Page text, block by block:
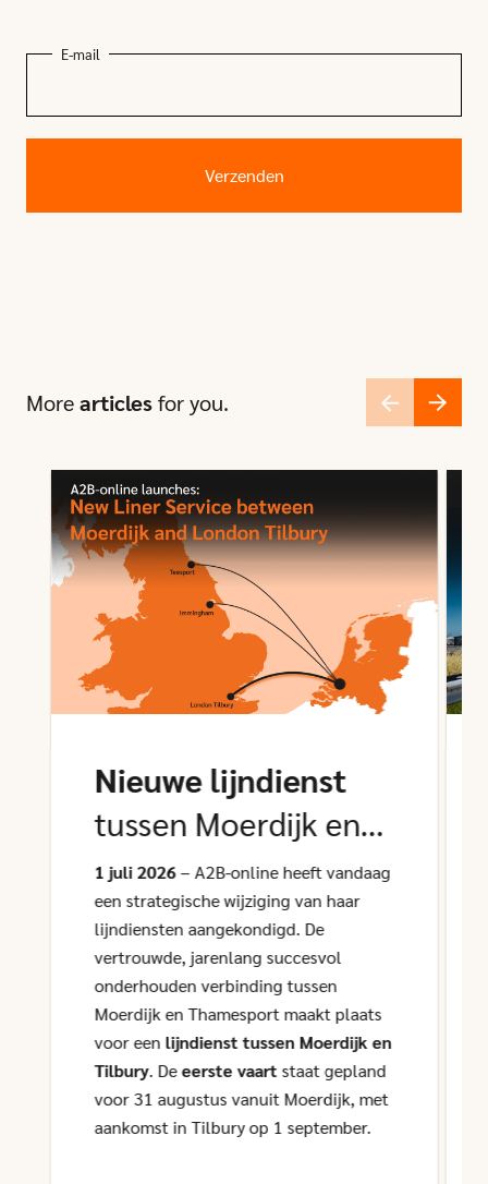
E-mail
Morearticlesfor you.
Nieuwe lijndienst
tussen Moerdijk en
Tilbury
1 juli 2026– A2B-online heeft vandaag
een strategische wijziging van haar
lijndiensten aangekondigd. De
vertrouwde, jarenlang succesvol
onderhouden verbinding tussen
Moerdijk en Thamesport maakt plaats
voor een lijndienst tussen Moerdijk en
Tilbury. Deeerste vaartstaat gepland
voor 31 augustus vanuit Moerdijk, met
aankomst in Tilbury op 1 september.